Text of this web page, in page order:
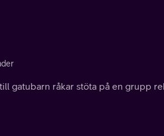
gatubarn råkar stöta på en grupp